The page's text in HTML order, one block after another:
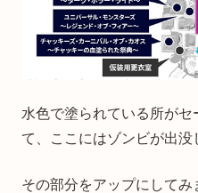
水色で塗られている所が
て、ここにはゾンビが出没
その部分をアップにしてみ